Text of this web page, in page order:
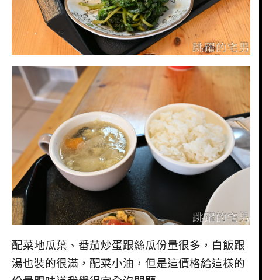
配菜地瓜葉、番茄炒蛋跟絲瓜份量很多，白飯跟
湯也裝的很滿，配菜小油，但是這價格給這樣的